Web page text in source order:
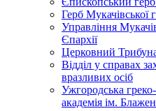
Герб Мукачівської
Управління
Єпархії
Церковний
Відділ у справах
вразливих осіб
Ужгородська
академія ім.